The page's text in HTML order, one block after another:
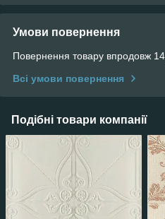
Умови повернення
Повернення товару впродовж
Всі умови повернення
Подібні товари компанії